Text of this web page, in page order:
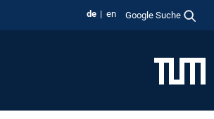
de en Google Suche